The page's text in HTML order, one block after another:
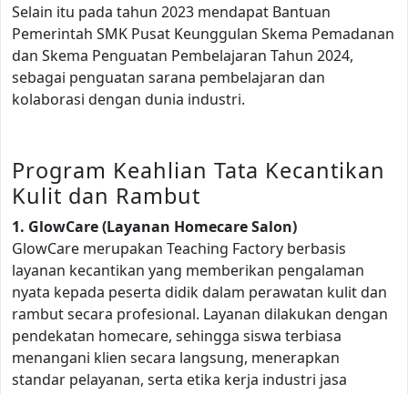
Selain itu pada tahun 2023 mendapat Bantuan
Pemerintah SMK Pusat Keunggulan Skema Pemadanan
dan Skema Penguatan Pembelajaran Tahun 2024,
sebagai penguatan sarana pembelajaran dan
kolaborasi dengan dunia industri.
Program Keahlian Tata Kecantikan
Kulit dan Rambut
1. GlowCare (Layanan Homecare Salon)
GlowCare merupakan Teaching Factory berbasis
layanan kecantikan yang memberikan pengalaman
nyata kepada peserta didik dalam perawatan kulit dan
rambut secara profesional. Layanan dilakukan dengan
pendekatan homecare, sehingga siswa terbiasa
menangani klien secara langsung, menerapkan
standar pelayanan, serta etika kerja industri jasa